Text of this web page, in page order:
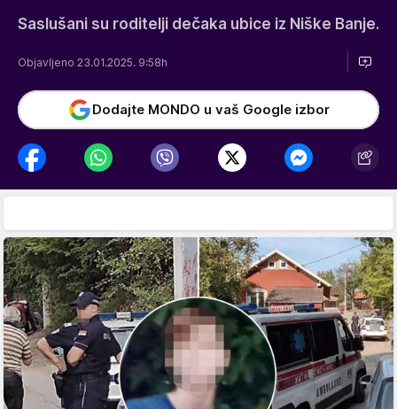
Saslušani su roditelji dečaka ubice iz Niške Banje.
Objavljeno 23.01.2025. 9:58h
Dodajte MONDO u vaš Google izbor